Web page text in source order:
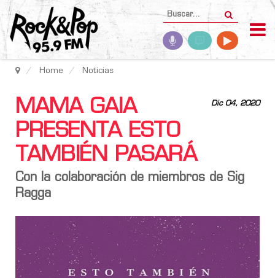
Home Noticias
Dic 04, 2020
MAMA GAIA
PRESENTA ESTO
TAMBIÉN PASARÁ
Con la colaboración de miembros de Sig
Ragga